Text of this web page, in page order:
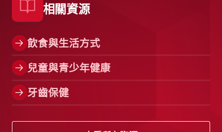
相關資源
飲食與生活方式
兒童與青少年健康
牙齒保健